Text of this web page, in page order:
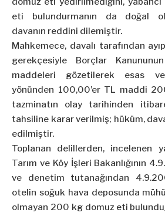
eti bulundurmanın da doğal
davanın reddini dilemiştir.
Mahkemece, davalı tarafından
gerekçesiyle Borçlar
maddeleri gözetilerek esas
yönünden 100,00’er TL maddi
tazminatın olay tarihinden
tahsiline karar verilmiş; hüküm,
edilmiştir.
Toplanan delillerden, incelenen
Tarım ve Köy İşleri Bakanlığının
ve denetim tutanağından
otelin soğuk hava deposunda
olmayan 200 kg domuz eti